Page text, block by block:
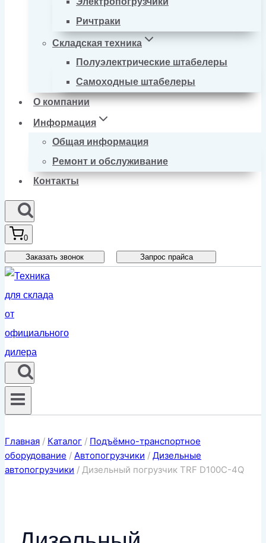
Ричтраки
Складская техника
Полуэлектрические штабелеры
Самоходные штабелеры
О компании
Информация
Общая информация
Ремонт и обслуживание
Контакты
0
Заказать звонок Запрос прайса
Главная / Каталог / Подъёмно-транспортное
оборудование / Автопогрузчики / Дизельные
автопогрузчики / Дизельный погрузчик TRF D100C-4Q